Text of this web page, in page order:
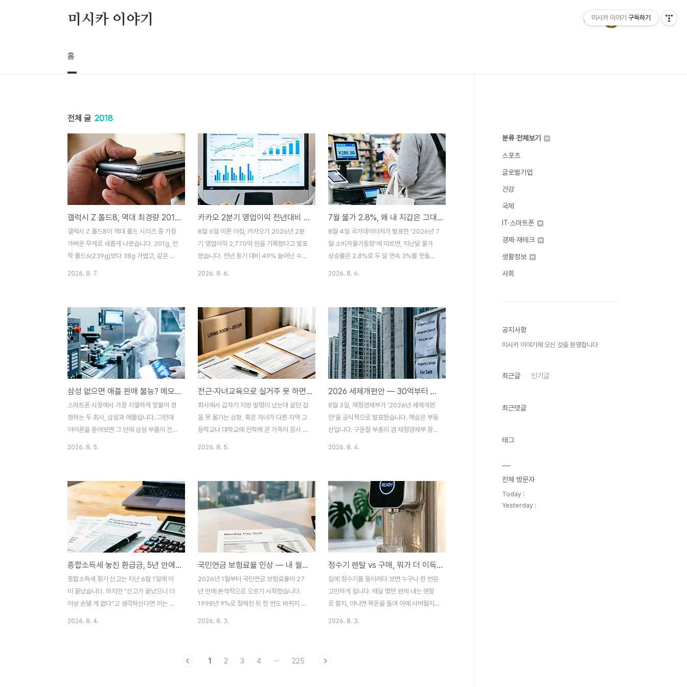
미시카 이야기
홈
전체 글 2018
갤럭시 Z 폴드8, 역대 최경량 201g의 진짜 비밀
갤럭시 Z 폴드8이 역대 폴드 시리즈 중 가장
가벼운 무게로 새롭게 나왔습니다. 201g, 전
작 폴드6(239g)보다 38g 가볍고, 같은 세
다. 접었을 때는 세로로 짧고 가로로 넓은 완
전히 새로운 형태, 이른바 '와이드 폴드'로 불
렸던 디자인이 실제로 어떤 원리로 가벼움과
콘텐츠 몰입감을 동시에 만들어냈는지 하나
씩 정리해보겠습니다.3줄 요약1. 갤럭시 Z 폴
드8은 201g으로 역대 갤럭시 Z 폴드 시리즈
중 가장 가벼우며, 이는 화면 비율을 4:3으로
완전히 바꾼 새로운 폼팩터 덕분입니다.2. 커
버 스크린은 5.5인치(10:16..
2026. 8. 7.
카카오 2분기 영업이익 전년대비 49%↑ — 컨센서스 훌쩍 넘은 이유
8월 6일 이른 아침, 카카오가 2026년 2분
기 영업이익 2,770억 원을 기록했다고 발표
했습니다. 전년 동기 대비 49% 늘어난 수치
었는데, 실제 결과는 그보다 500억 원 넘게
웃돌았습니다. 매출 성장은 크지 않은데 이익
만 이렇게 크게 늘어난 데는 이유가 있습니
다. 무엇이 카카오의 수익성을 이만큼이나 크
게 끌어올렸는지 정리해보겠습니다.3줄 요약
1. 카카오는 2026년 2분기 영업이익
2,770억 원을 기록해 전년 동기 대비 49%
증가했으며, 이는 시장 컨센서스(2,263억
원)를 크게 웃도는 실적 서프라이즈였습니
다.2. 적자를 내..
2026. 8. 6.
7월 물가 2.8%, 왜 내 지갑은 그대로일까
8월 4일 국가데이터처가 발표한 '2026년 7
월 소비자물가동향'에 따르면, 지난달 물가
상승률은 2.8%로 두 달 연속 3%를 웃돌던
이 많습니다. 이 괴리에는 이유가 있습니다.
통계를 자세히 뜯어보면, 헤드라인 숫자는 내
려갔지만 정작 소비자가 자주 마주치는 항목
들은 오히려 계속 오르고 있었습니다. 정확히
무엇이 내려가고 무엇이 계속 오르고 있는지
정리해보겠습니다.3줄 요약1. 7월 소비자물
가는 전년 동월 대비 2.8% 올라 6월(3.2%)
보다 둔화됐는데, 이는 국제유가 안정과 정부
의 석유 최고가격제 효과가 컸습니다.2. 반면
식료품..
2026. 8. 6.
삼성 없으면 애플 판매 불능? 메모리·디스플레이 의존도
스마트폰 시장에서 가장 치열하게 맞붙어 경
쟁하는 두 회사, 삼성과 애플입니다. 그런데
아이폰을 뜯어보면 그 안에 삼성 부품이 잔뜩
성 없으면 애플이 아이폰을 제대로 못 판
다"는 말이 과장처럼 들릴 수 있지만, 실제 공
급망 숫자를 들여다보면 완전히 근거 없는 이
야기는 아닙니다. 메모리와 디스플레이, 이
두 가지 축을 중심으로 삼성이 애플에 얼마나
깊숙이 들어가 있는지 정리해보겠습니다.3줄
요약1. 업계 분석에 따르면 삼성은 아이폰용
저전력 메모리(LPDDR)의 60~70%를 공
급하고 있으며, 애플은 최근 가격이 100%
오른 조건까지 수..
2026. 8. 5.
전근·자녀교육으로 실거주 못 하면 세금 더 낼까
회사에서 갑자기 지방 발령이 났는데 살던 집
을 못 옮기는 상황, 혹은 자녀가 다른 지역 고
등학교나 대학교에 진학해 온 가족이 잠시 집
요?" 다행히 정부도 이 문제를 미리 고려했습
니다. 전근이나 자녀 교육처럼 어쩔 수 없는
사정으로 집을 비운 기간은 최대 3년까지 거
주 기간으로 인정해주는 특례를 마련했습니
다. 정확히 어떤 경우에 인정되고, 어떤 조건
이 붙는지 정리해보겠습니다.3줄 요약1. 취학
·전근·질병 치료·해외체류·부모 봉양 등 부득
이한 사유로 다른 시·군으로 이사한 경우, 집
을 비운 기간을 최대 3년까지 거주 기간으로
인정..
2026. 8. 5.
2026 세제개편안 — 30억부터 종부세, 비거주는 4배
8월 3일, 재정경제부가 '2026년 세제개편
안'을 공식적으로 발표했습니다. 핵심은 부동
산입니다. 구윤철 부총리 겸 재정경제부 장관
보호하되, 시가 30억 원이 넘는 고가주택과
비거주·다주택자에게는 종합부동산세와 양도
소득세 부담을 큰 폭으로 늘리는 것이 골자입
니다. 특히 비거주 주택은 내년 종부세가 4배
까지 뛰는 사례도 나옵니다. 정확히 무엇이
바뀌는지 하나씩 정리해보겠습니다.3줄 요약
1. 거주 1주택자는 시가 20억 원 미만이면 종
부세를 아예 안 내고, 30억 원 이상부터 세율
이 오르며, 40억 원 이상은 중과됩니다.2. 비
거주 1주..
2026. 8. 4.
종합소득세 놓친 환급금, 5년 안에 못 찾으면 소멸
종합소득세 정기 신고는 지난 6월 1일에 이
미 끝났습니다. 하지만 "신고가 끝났으니 더
이상 손댈 게 없다"고 생각하신다면 이는 오
2026. 8. 4.
국민연금 보험료율 인상 — 내 월급 얼마나 더 뗄까
2026년 1월부터 국민연금 보험료율이 27
년 만에 본격적으로 오르기 시작했습니다.
1998년 9%로 정해진 뒤 한 번도 바뀌지 않
다"는 말은 여러 번 들었는데, 정확히 내 월급
2026. 8. 3.
정수기 렌탈 vs 구매, 뭐가 더 이득일까
집에 정수기를 들이려다 보면 누구나 한 번은
고민하게 됩니다. 매달 몇만 원씩 내는 렌탈
로 할지, 아니면 목돈을 들여 아예 사버릴지
2026. 8. 3.
1 2 3 4 ··· 225
분류 전체보기
스포츠
글로벌기업
건강
국제
IT·스마트폰
경제·재테크
생활정보
사회
공지사항
미시카 이야기에 오신 것을 환영합니다
최근글 인기글
최근댓글
태그
전체 방문자
Today :
Yesterday :
미시카 이야기 구독하기